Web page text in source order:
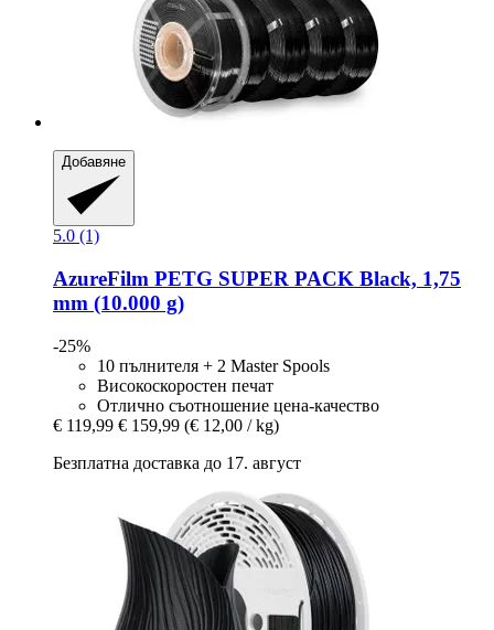
Добавяне
5.0 (1)
AzureFilm PETG SUPER PACK Black, 1,75
mm (10.000 g)
-25%
10 пълнителя + 2 Master Spools
Високоскоростен печат
Отлично съотношение цена-качество
€ 119,99 € 159,99 (€ 12,00 / kg)
Безплатна доставка до 17. август